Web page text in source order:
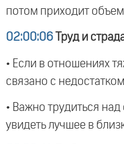
потом приходит
02:00:06 Труд и
• Если в отношениях
связано с
• Важно трудиться
увидеть лучшее в